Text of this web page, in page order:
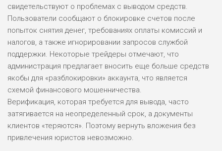
свидетельствуют о проблемах с выводом средств.
Пользователи сообщают о блокировке счетов после
попыток снятия денег, требованиях оплаты комиссий и
налогов, а также игнорировании запросов службой
поддержки. Некоторые трейдеры отмечают, что
администрация предлагает вносить еще больше средств
якобы для «разблокировки» аккаунта, что является
схемой финансового мошенничества.
Верификация, которая требуется для вывода, часто
затягивается на неопределенный срок, а документы
клиентов «теряются». Поэтому вернуть вложения без
привлечения юристов невозможно.